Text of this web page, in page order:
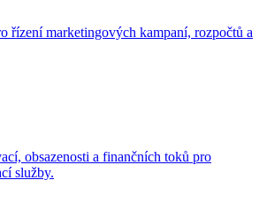
řízení marketingových kampaní, rozpočtů a
obsazenosti a finančních toků pro
služby.